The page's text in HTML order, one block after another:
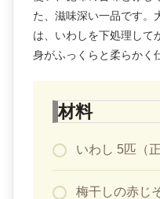
た、滋味深い一品です。
は、いわしを下処理して
身がふっくらと柔らかく
材料
いわし 5匹（
梅干しの赤じ